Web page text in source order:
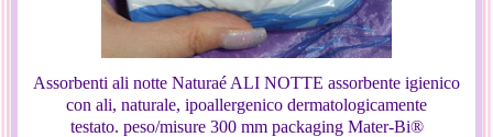
Assorbenti ali notte Naturaé ALI NOTTE assorbente igienico
con ali, naturale, ipoallergenico dermatologicamente
testato. peso/misure 300 mm packaging Mater-Bi®